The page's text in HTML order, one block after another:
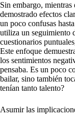
Sin embargo, mientras
demostrado efectos
un poco confusas
utiliza un seguimiento
cuestionarios
Este enfoque
los sentimientos
pensaba. Es un poco
bailar, sino también
tenían tanto talento?
Asumir las